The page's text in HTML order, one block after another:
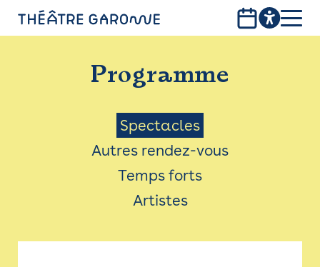
PROGRAMME
INFOS PRATIQUES
AVEC LES PUBLICS
ACCESSIBILITÉ
LES PRODUCTIONS
Programme
Menu
Saison
Spectacles
Autres rendez-vous
Temps forts
Artistes